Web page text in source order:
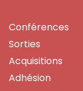
Conférences
Sorties
Acquisitions
Adhésion